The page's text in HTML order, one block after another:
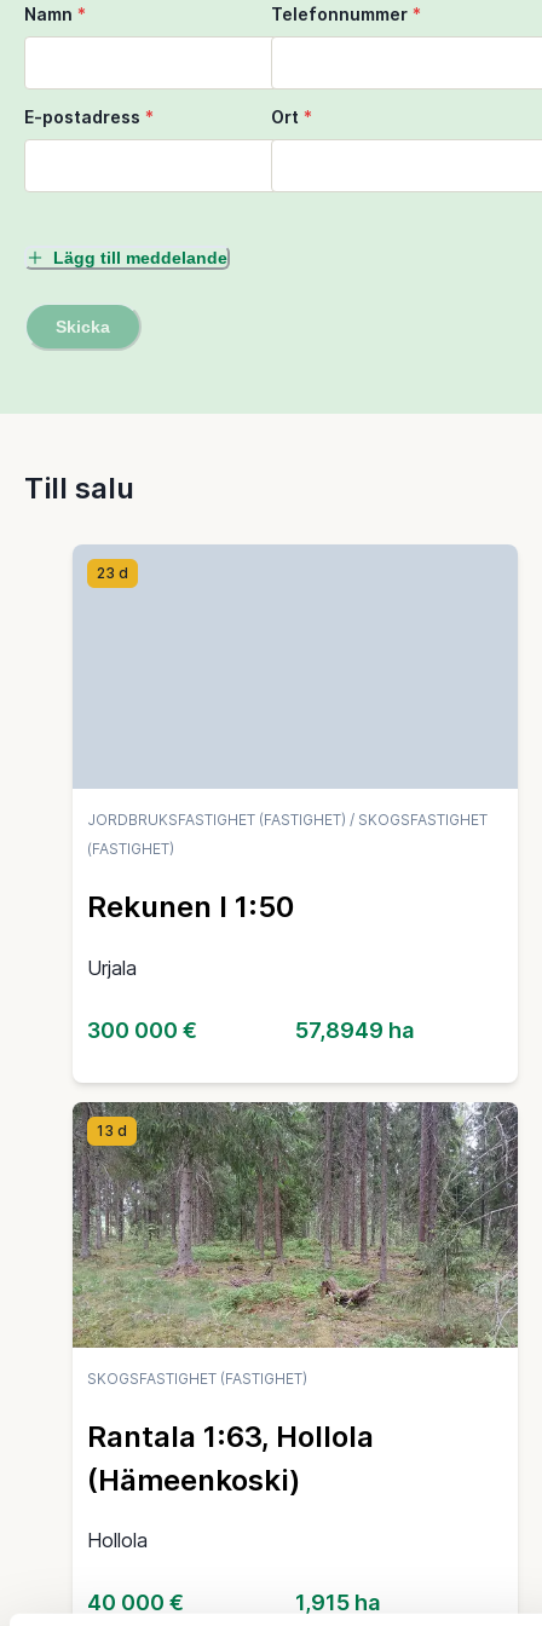
Namn * Telefonnummer *
E-postadress * Ort *
Lägg till meddelande
Skicka
Till salu
23 d
JORDBRUKSFASTIGHET (FASTIGHET) / SKOGSFASTIGHET
(FASTIGHET)
Rekunen I 1:50
Urjala
300 000 € 57,8949 ha
13 d
SKOGSFASTIGHET (FASTIGHET)
Rantala 1:63, Hollola
(Hämeenkoski)
Hollola
40 000 € 1,915 ha